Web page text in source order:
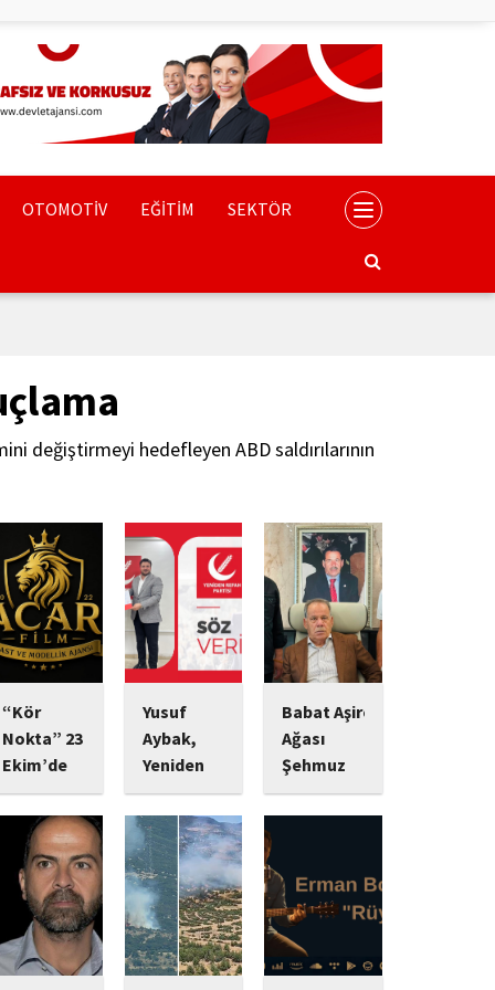
OTOMOTİV EĞİTİM SEKTÖR
değiştirmeyi hedefleyen ABD saldırılarının
“Kör
Nokta” 23
Ekim’de
Vizyonda:
Psikolojik
Gerilim
Tutkunlarını
Bekleyen
Yeni Yapım
Başrolünde
Mert
Yusuf
Aybak,
Yeniden
Refah
Partisi
Sultangazi
Gençlik
Kolları
Başkanlığı
Görevine
Başladı
Babat Aşiret
Ağası
Şehmuz
Babat,
Devletine
Yatırımlarıyla
Dikkat
Çekiyor
Ekonomik
yatırımlarını